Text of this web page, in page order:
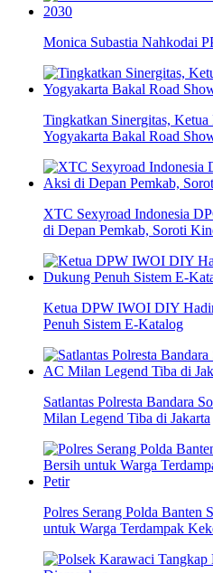
Monica Subastia Nahkodai
Tingkatkan Sinergitas,
Yogyakarta Bakal Road
XTC Sexyroad Indonesia
di Depan Pemkab, Soroti
Ketua DPW IWOI DIY
Penuh Sistem E-Katalog
Satlantas Polresta Bandara
Milan Legend Tiba di Jakarta
Polres Serang Polda Banten
untuk Warga Terdampak